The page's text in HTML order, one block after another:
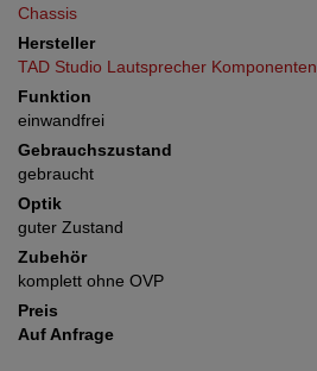
Chassis
Hersteller
TAD Studio Lautsprecher Komponenten
Funktion
einwandfrei
Gebrauchszustand
gebraucht
Optik
guter Zustand
Zubehör
komplett ohne OVP
Preis
Auf Anfrage